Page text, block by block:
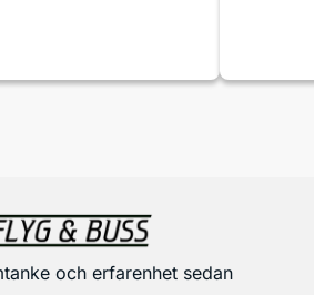
och erfarenhet sedan